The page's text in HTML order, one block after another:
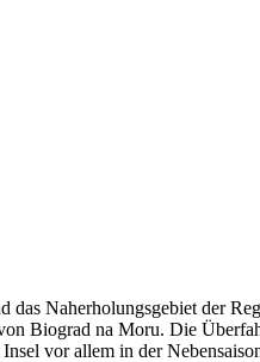
Naherholungsgebiet der
Biograd na Moru. Die
vor allem in der